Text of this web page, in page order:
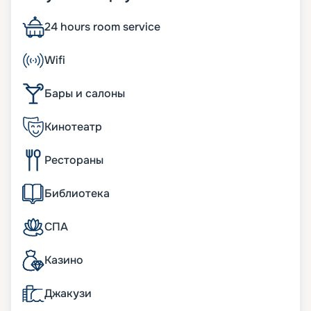
Германии в 2004 году. А в 2016 г. проведена его
реновация, на которую потрачено 20 миллионов
долларов. Большое внимание уделялось
интерьеру и обеспечению комфорта
пространство со стеклянным куполом и
панорамными лифтами. Другие его особенности:
• ширина – 32 м;
• длина – 293 м;
• число пассажирских палуб – 12;
• водоизмещение – около 90 тыс. т;
• общее число кают – 1 057. Около половины из
них имеют собственные балконы. В каютах
можно разместить 2 501 человека.
Пассажиры могут посещать казино, кинотеатр,
тренажерный зал, спа и т. д.
Что есть на лайнере
Несмотря на относительно небольшие размеры,
24 hours room service
Wifi
Бары и салоны
Кинотеатр
Рестораны
Библиотека
СПА
Казино
Джакузи